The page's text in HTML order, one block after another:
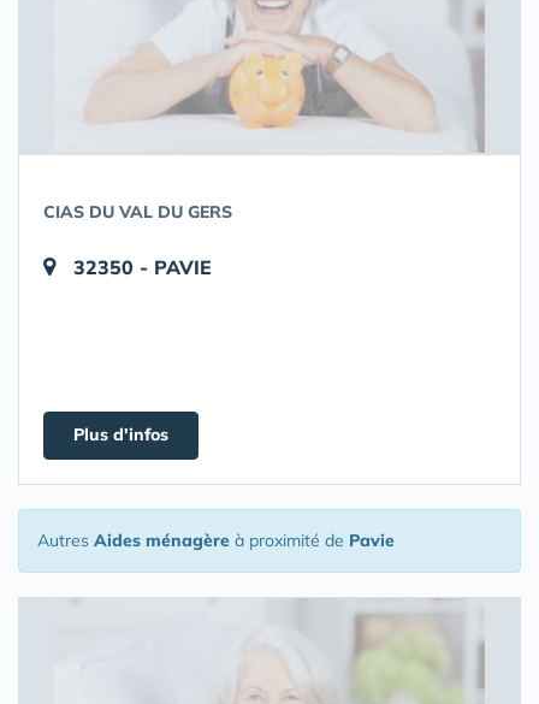
CIAS DU VAL DU GERS
32350 - PAVIE
Plus d'infos
Autres Aides ménagère à proximité de Pavie